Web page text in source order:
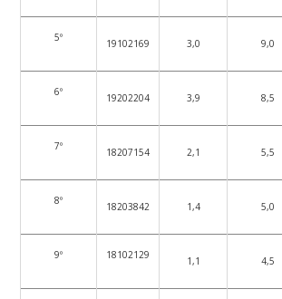
5º 19102169 3,0 9,0
6º 19202204 3,9 8,5
7º 18207154 2,1 5,5
8º 18203842 1,4 5,0
9º 18102129 1,1 4,5